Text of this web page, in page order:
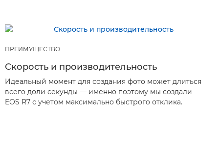
ПРЕИМУЩЕСТВО
Скорость и производительность
Идеальный момент для создания фото может длиться
всего доли секунды — именно поэтому мы создали
EOS R7 с учетом максимально быстрого отклика.